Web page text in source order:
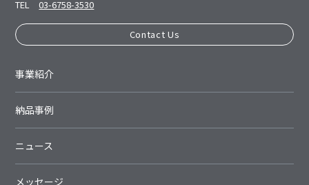
TEL
03-6758-3530
Contact Us
事業紹介
納品事例
ニュース
メッセージ